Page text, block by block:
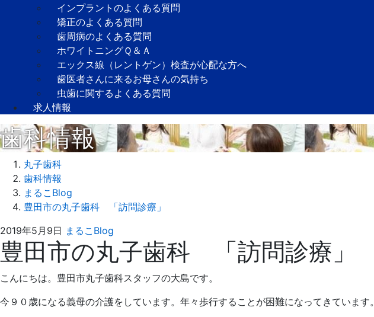
インプラントのよくある質問
矯正のよくある質問
歯周病のよくある質問
ホワイトニングＱ＆Ａ
エックス線（レントゲン）検査が心配な方へ
歯医者さんに来るお母さんの気持ち
虫歯に関するよくある質問
求人情報
歯科情報
丸子歯科
歯科情報
まるこBlog
豊田市の丸子歯科 「訪問診療」
2019年5月9日 まるこBlog
年
8
月
31
日
子
歯
科
豊田市の丸子歯科 「訪問診療」
こんにちは。豊田市丸子歯科スタッフの大島です。
今９０歳になる義母の介護をしています。年々歩行することが困難になってきています。